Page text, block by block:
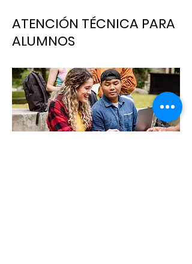
ATENCIÓN TÉCNICA PARA
ALUMNOS